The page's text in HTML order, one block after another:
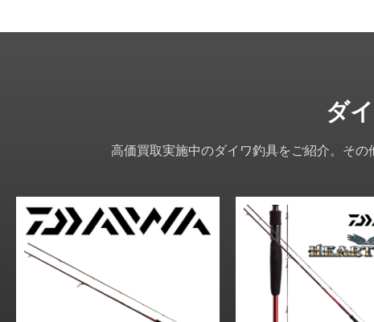
ダ
高価買取実施中のダイワ釣具をご紹介。そ